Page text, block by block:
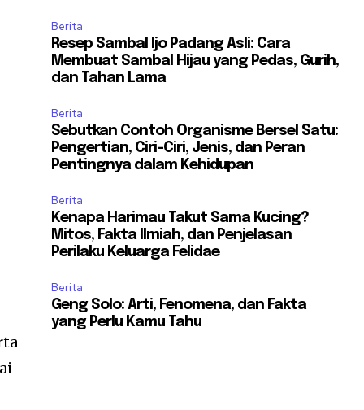
Berita
Resep Sambal Ijo Padang Asli: Cara
Membuat Sambal Hijau yang Pedas, Gurih,
dan Tahan Lama
Berita
Sebutkan Contoh Organisme Bersel Satu:
Pengertian, Ciri-Ciri, Jenis, dan Peran
Pentingnya dalam Kehidupan
Berita
Kenapa Harimau Takut Sama Kucing?
Mitos, Fakta Ilmiah, dan Penjelasan
Perilaku Keluarga Felidae
Berita
Geng Solo: Arti, Fenomena, dan Fakta
yang Perlu Kamu Tahu